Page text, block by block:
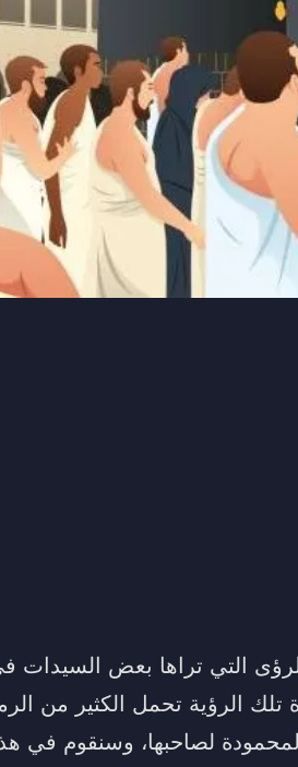
التي تراها بعض السيدات
الرؤية تحمل الكثير من
لصاحبها، وسنقوم في